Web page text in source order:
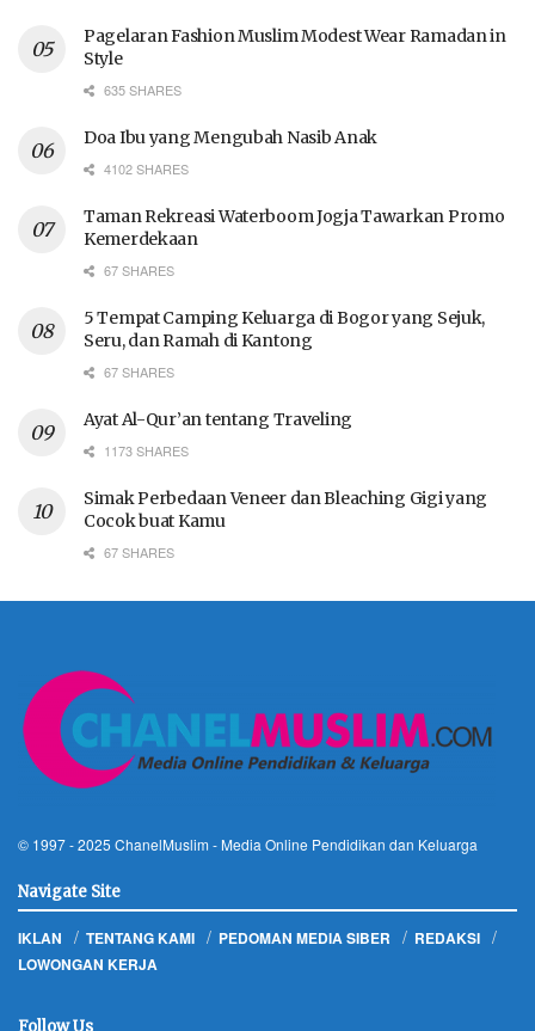
Pagelaran Fashion Muslim Modest Wear Ramadan in
Style
635 SHARES
Doa Ibu yang Mengubah Nasib Anak
4102 SHARES
Taman Rekreasi Waterboom Jogja Tawarkan Promo
Kemerdekaan
67 SHARES
5 Tempat Camping Keluarga di Bogor yang Sejuk,
Seru, dan Ramah di Kantong
67 SHARES
Ayat Al-Qur’an tentang Traveling
1173 SHARES
Simak Perbedaan Veneer dan Bleaching Gigi yang
Cocok buat Kamu
67 SHARES
© 1997 - 2025 ChanelMuslim - Media Online Pendidikan dan Keluarga
Navigate Site
IKLAN TENTANG KAMI PEDOMAN MEDIA SIBER
REDAKSI
LOWONGAN KERJA